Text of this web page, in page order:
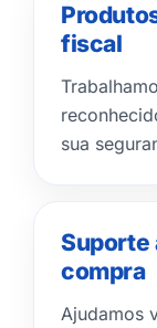
fiscal
sua
Suporte
compra
Ajudamos